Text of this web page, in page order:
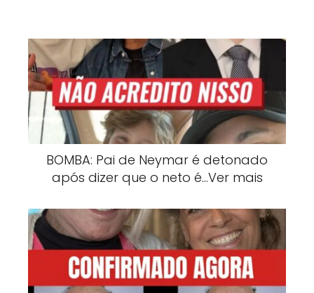
BOMBA: Pai de Neymar é detonado
após dizer que o neto é…Ver mais